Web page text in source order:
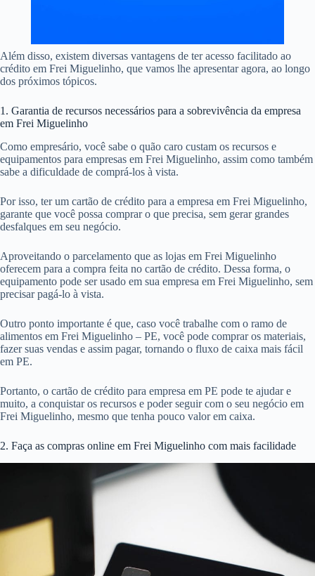
Além disso, existem diversas vantagens de ter acesso facilitado ao
crédito em Frei Miguelinho, que vamos lhe apresentar agora, ao longo
dos próximos tópicos.
1. Garantia de recursos necessários para a sobrevivência da empresa
em Frei Miguelinho
Como empresário, você sabe o quão caro custam os recursos e
equipamentos para empresas em Frei Miguelinho, assim como também
sabe a dificuldade de comprá-los à vista.
Por isso, ter um cartão de crédito para a empresa em Frei Miguelinho,
garante que você possa comprar o que precisa, sem gerar grandes
desfalques em seu negócio.
Aproveitando o parcelamento que as lojas em Frei Miguelinho
oferecem para a compra feita no cartão de crédito. Dessa forma, o
equipamento pode ser usado em sua empresa em Frei Miguelinho, sem
precisar pagá-lo à vista.
Outro ponto importante é que, caso você trabalhe com o ramo de
alimentos em Frei Miguelinho – PE, você pode comprar os materiais,
fazer suas vendas e assim pagar, tornando o fluxo de caixa mais fácil
em PE.
Portanto, o cartão de crédito para empresa em PE pode te ajudar e
muito, a conquistar os recursos e poder seguir com o seu negócio em
Frei Miguelinho, mesmo que tenha pouco valor em caixa.
2. Faça as compras online em Frei Miguelinho com mais facilidade